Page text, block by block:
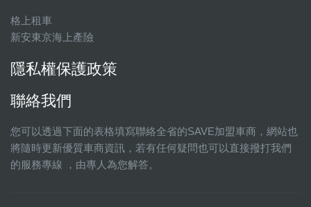
格上租車
新安東京海上產險
隱私權保護政策
聯絡我們
您可以透過下面的表格填寫聯絡全省的SAVE加盟車商，網站也
將隨時更新優質車商資訊，若有任何疑問也可以直接撥打我們
的服務專線 ，由專人為您解答。